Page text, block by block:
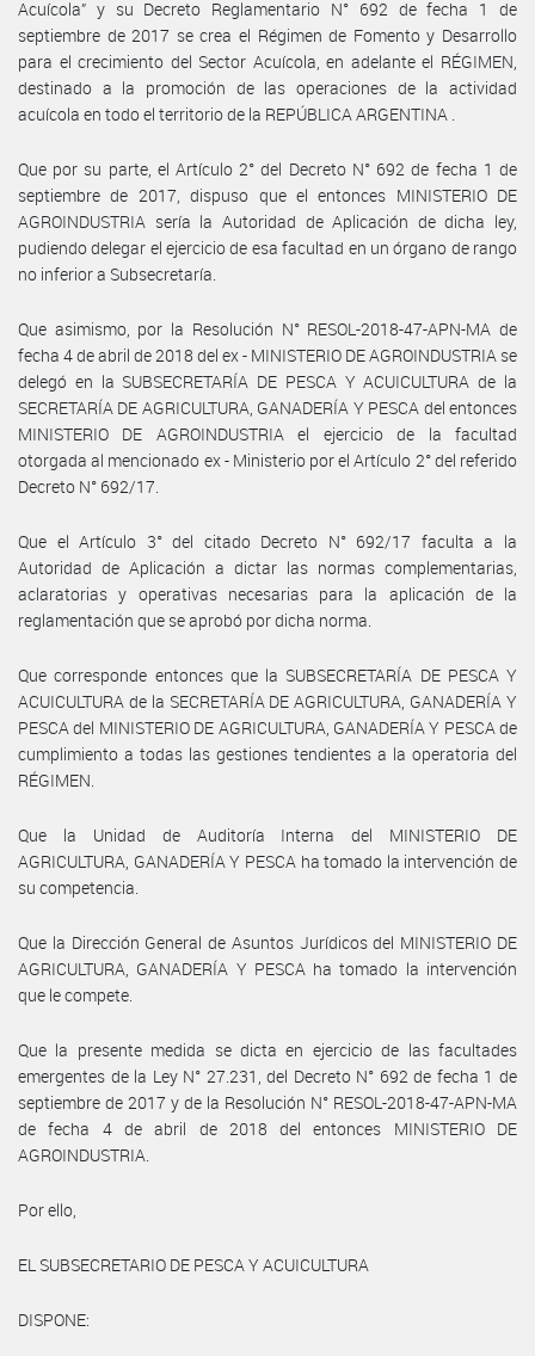
Acuícola” y su Decreto Reglamentario N° 692 de fecha 1 de
septiembre de 2017 se crea el Régimen de Fomento y Desarrollo
para el crecimiento del Sector Acuícola, en adelante el RÉGIMEN,
destinado a la promoción de las operaciones de la actividad
acuícola en todo el territorio de la REPÚBLICA ARGENTINA .
Que por su parte, el Artículo 2° del Decreto N° 692 de fecha 1 de
septiembre de 2017, dispuso que el entonces MINISTERIO DE
AGROINDUSTRIA sería la Autoridad de Aplicación de dicha ley,
pudiendo delegar el ejercicio de esa facultad en un órgano de rango
no inferior a Subsecretaría.
Que asimismo, por la Resolución N° RESOL-2018-47-APN-MA de
fecha 4 de abril de 2018 del ex - MINISTERIO DE AGROINDUSTRIA se
delegó en la SUBSECRETARÍA DE PESCA Y ACUICULTURA de la
SECRETARÍA DE AGRICULTURA, GANADERÍA Y PESCA del entonces
MINISTERIO DE AGROINDUSTRIA el ejercicio de la facultad
otorgada al mencionado ex - Ministerio por el Artículo 2° del referido
Decreto N° 692/17.
Que el Artículo 3° del citado Decreto N° 692/17 faculta a la
Autoridad de Aplicación a dictar las normas complementarias,
aclaratorias y operativas necesarias para la aplicación de la
reglamentación que se aprobó por dicha norma.
Que corresponde entonces que la SUBSECRETARÍA DE PESCA Y
ACUICULTURA de la SECRETARÍA DE AGRICULTURA, GANADERÍA Y
PESCA del MINISTERIO DE AGRICULTURA, GANADERÍA Y PESCA de
cumplimiento a todas las gestiones tendientes a la operatoria del
RÉGIMEN.
Que la Unidad de Auditoría Interna del MINISTERIO DE
AGRICULTURA, GANADERÍA Y PESCA ha tomado la intervención de
su competencia.
Que la Dirección General de Asuntos Jurídicos del MINISTERIO DE
AGRICULTURA, GANADERÍA Y PESCA ha tomado la intervención
que le compete.
Que la presente medida se dicta en ejercicio de las facultades
emergentes de la Ley N° 27.231, del Decreto N° 692 de fecha 1 de
septiembre de 2017 y de la Resolución N° RESOL-2018-47-APN-MA
de fecha 4 de abril de 2018 del entonces MINISTERIO DE
AGROINDUSTRIA.
Por ello,
EL SUBSECRETARIO DE PESCA Y ACUICULTURA
DISPONE: